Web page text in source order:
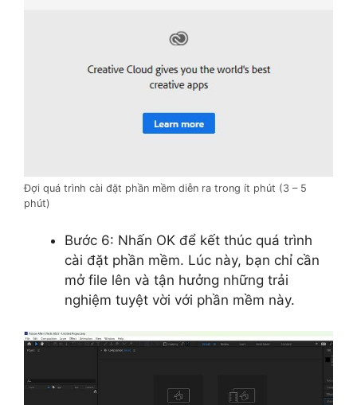
Đợi quá trình cài đặt phần mềm diễn ra trong ít phút (3 – 5
phút)
Bước 6: Nhấn OK để kết thúc quá trình
cài đặt phần mềm. Lúc này, bạn chỉ cần
mở file lên và tận hưởng những trải
nghiệm tuyệt vời với phần mềm này.